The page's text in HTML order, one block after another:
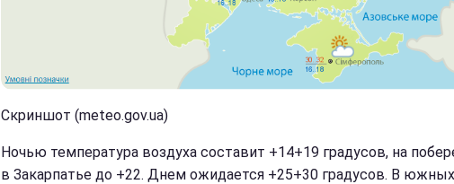
Скриншот (meteo.gov.ua)
Ночью температура воздуха составит +14+19 градусов, на
в Закарпатье до +22. Днем ожидается +25+30 градусов. В южных